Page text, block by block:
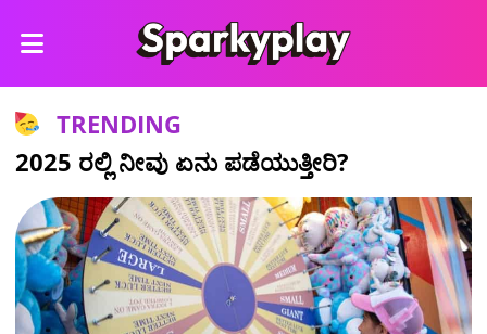
TRENDING
2025 ರಲ್ಲಿ ನೀವು ಏನು ಪಡೆಯುತ್ತೀರಿ?